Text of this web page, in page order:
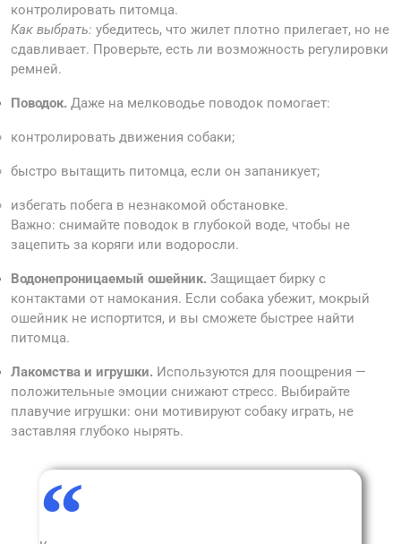
контролировать питомца.
Как выбрать: убедитесь, что жилет плотно прилегает, но не
сдавливает. Проверьте, есть ли возможность регулировки
ремней.
Поводок. Даже на мелководье поводок помогает:
контролировать движения собаки;
быстро вытащить питомца, если он запаникует;
избегать побега в незнакомой обстановке.
Важно: снимайте поводок в глубокой воде, чтобы не
зацепить за коряги или водоросли.
Водонепроницаемый ошейник. Защищает бирку с
контактами от намокания. Если собака убежит, мокрый
ошейник не испортится, и вы сможете быстрее найти
питомца.
Лакомства и игрушки. Используются для поощрения —
положительные эмоции снижают стресс. Выбирайте
плавучие игрушки: они мотивируют собаку играть, не
заставляя глубоко нырять.